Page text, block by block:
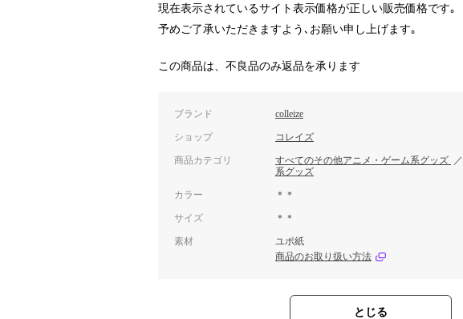
現在表示されているサイト表示価格が正しい販売価格です｡
予めご了承いただきますよう､お願い申し上げます｡
この商品は、不良品のみ返品を承ります
ブランド colleize
ショップ コレイズ
商品カテゴリ すべてのその他アニメ・ゲーム系グッズ ／
系グッズ
カラー ＊＊
サイズ ＊＊
素材
ユポ紙
商品のお取り扱い方法
とじる